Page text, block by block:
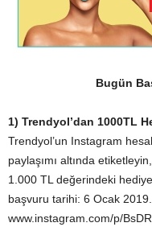
Bugün
1) Trendyol’dan 1000TL
Trendyol’un Instagram
paylaşımı altında
1.000 TL değerindeki
başvuru tarihi: 6 Ocak
www.instagram.com/p/